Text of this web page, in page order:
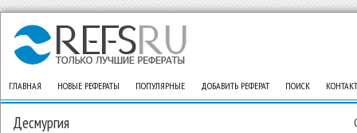
ГЛАВНАЯ НОВЫЕ РЕФЕРАТЫ ПОПУЛЯРНЫЕ ДОБАВИТЬ РЕФЕРАТ ПОИСК
Десмургия